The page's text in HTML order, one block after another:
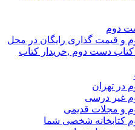
دوم
و قیمت گذاری رایگان در محل
کتاب دست دوم ,خریدار کتاب
در تهران
غیر درسی
و مجلات قدیمی
کتابخانه شخصی شما